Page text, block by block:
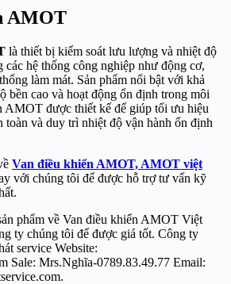
AMOT
là thiết bị kiểm soát lưu lượng và nhiệt độ
các hệ thống công nghiệp như động cơ,
làm mát. Sản phẩm nổi bật với khả
bền cao và hoạt động ổn định trong môi
AMOT được thiết kế để giúp tối ưu hiệu
toàn và duy trì nhiệt độ vận hành ổn định
Van điều khiển AMOT, AMOT việt
với chúng tôi để được hỗ trợ tư vấn kỹ
phẩm về Van điều khiển AMOT Việt
ty chúng tôi để được giá tốt. Công ty
service Website:
Sale: Mrs.Nghĩa-0789.83.49.77 Email: